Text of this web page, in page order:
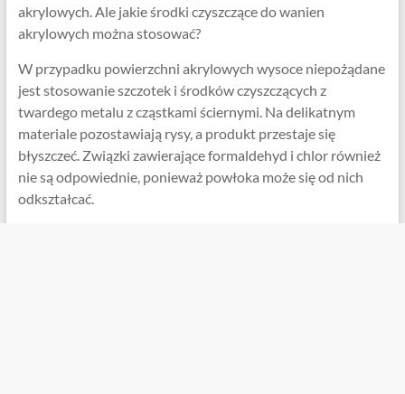
akrylowych. Ale jakie środki czyszczące do wanien
akrylowych można stosować?
W przypadku powierzchni akrylowych wysoce niepożądane
jest stosowanie szczotek i środków czyszczących z
twardego metalu z cząstkami ściernymi. Na delikatnym
materiale pozostawiają rysy, a produkt przestaje się
błyszczeć. Związki zawierające formaldehyd i chlor również
nie są odpowiednie, ponieważ powłoka może się od nich
odkształcać.